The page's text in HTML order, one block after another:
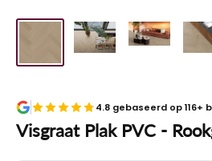
4.8 gebaseerd op 116+
Visgraat Plak PVC -